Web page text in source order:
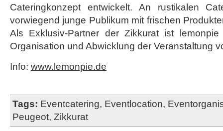
Cateringkonzept entwickelt. An rustikalen
vorwiegend junge Publikum mit frischen
Als Exklusiv-Partner der Zikkurat ist
Organisation und Abwicklung der Veranstaltung
Info: www.lemonpie.de
Tags: Eventcatering, Eventlocation,
Peugeot, Zikkurat